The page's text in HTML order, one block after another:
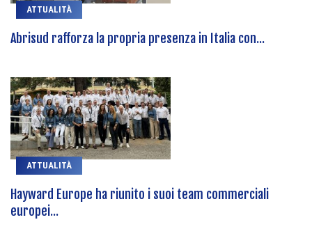
ATTUALITÀ
Abrisud rafforza la propria presenza in Italia con...
ATTUALITÀ
Hayward Europe ha riunito i suoi team commerciali
europei...